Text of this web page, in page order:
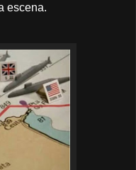
escena.